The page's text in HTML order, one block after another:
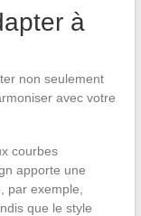
à
non seulement
avec votre
courbes
apporte une
par exemple,
que le style